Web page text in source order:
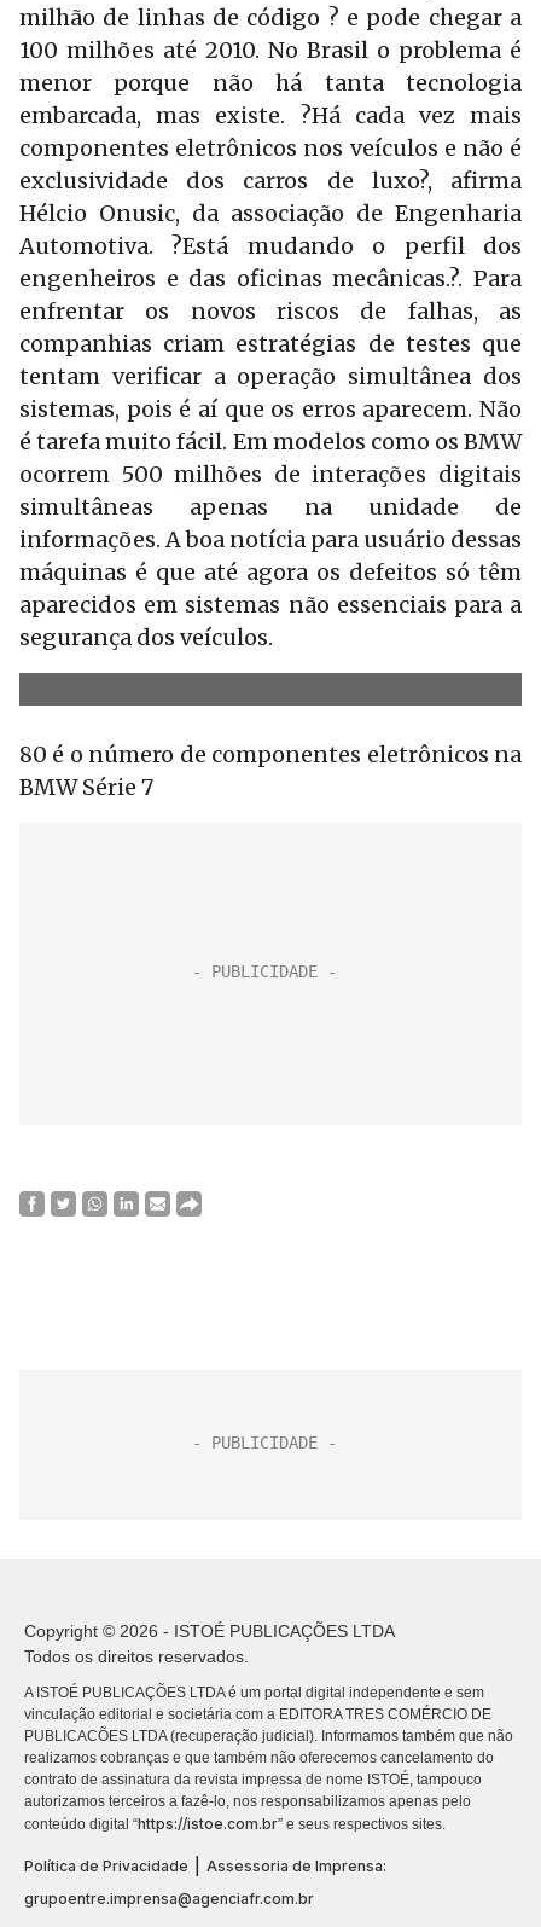
milhão de linhas de código ? e pode chegar a
100 milhões até 2010. No Brasil o problema é
menor porque não há tanta tecnologia
embarcada, mas existe. ?Há cada vez mais
componentes eletrônicos nos veículos e não é
exclusividade dos carros de luxo?, afirma
Hélcio Onusic, da associação de Engenharia
Automotiva. ?Está mudando o perfil dos
engenheiros e das oficinas mecânicas.?. Para
enfrentar os novos riscos de falhas, as
companhias criam estratégias de testes que
tentam verificar a operação simultânea dos
sistemas, pois é aí que os erros aparecem. Não
é tarefa muito fácil. Em modelos como os BMW
ocorrem 500 milhões de interações digitais
simultâneas apenas na unidade de
informações. A boa notícia para usuário dessas
máquinas é que até agora os defeitos só têm
aparecidos em sistemas não essenciais para a
segurança dos veículos.
80 é o número de componentes eletrônicos na
BMW Série 7
Copyright © 2026 - ISTOÉ PUBLICAÇÕES LTDA
Todos os direitos reservados.
A ISTOÉ PUBLICAÇÕES LTDA é um portal digital independente e sem
vinculação editorial e societária com a EDITORA TRES COMÉRCIO DE
PUBLICACÕES LTDA (recuperação judicial). Informamos também que não
realizamos cobranças e que também não oferecemos cancelamento do
contrato de assinatura da revista impressa de nome ISTOÉ, tampouco
autorizamos terceiros a fazê-lo, nos responsabilizamos apenas pelo
conteúdo digital “https://istoe.com.br” e seus respectivos sites.
Política de Privacidade
Assessoria de Imprensa:
grupoentre.imprensa@agenciafr.com.br